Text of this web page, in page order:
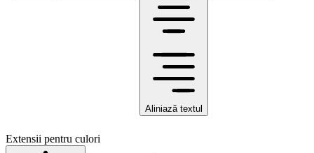
Aliniază textul
Extensii pentru culori